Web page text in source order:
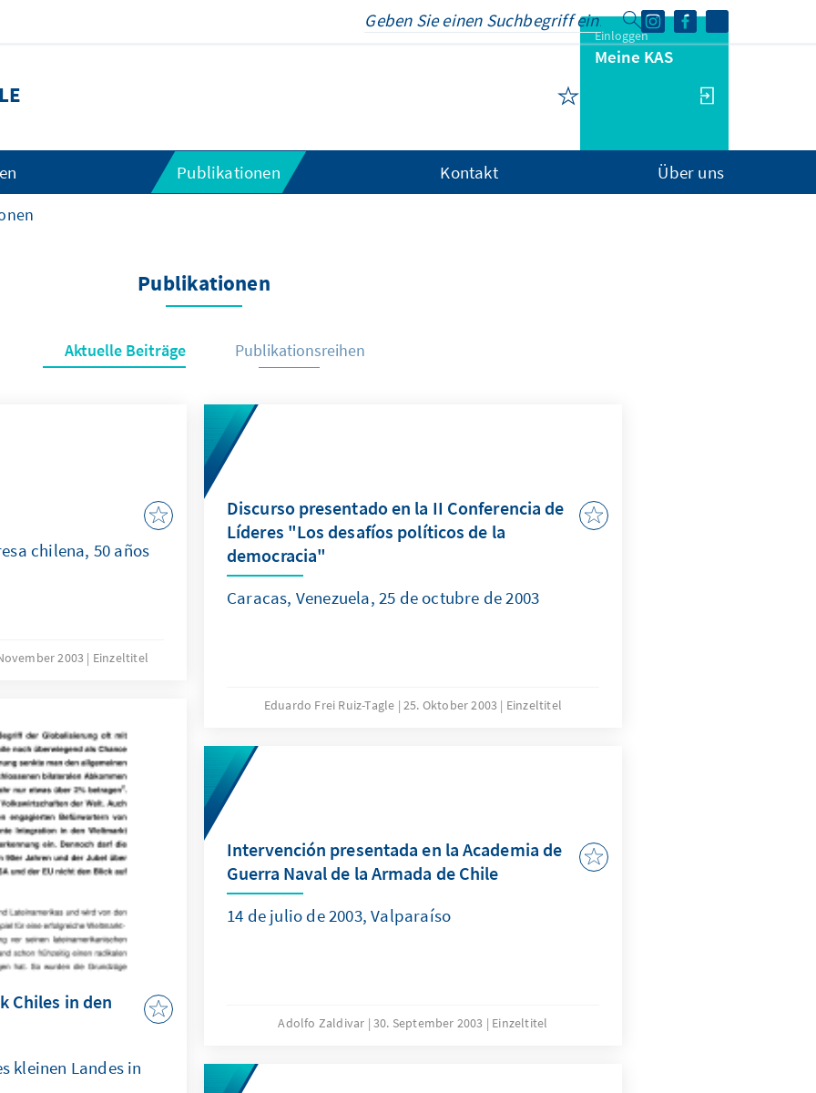
Einloggen
Meine KAS
Publikationen Kontakt Über uns
Publikationen
Aktuelle Beiträge Publikationsreihen
chilena, 50 años
2003 Einzeltitel
Discurso presentado en la II Conferencia de
Líderes "Los desafíos políticos de la
democracia"
Caracas, Venezuela, 25 de octubre de 2003
Eduardo Frei Ruiz-Tagle 25. Oktober 2003 Einzeltitel
Chiles in den
kleinen Landes in
Intervención presentada en la Academia de
Guerra Naval de la Armada de Chile
14 de julio de 2003, Valparaíso
Adolfo Zaldivar 30. September 2003 Einzeltitel